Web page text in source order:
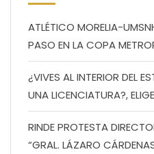
ATLÉTICO MORELIA-
PASO EN LA COPA
¿VIVES AL INTERIOR DEL
UNA LICENCIATURA?,
RINDE PROTESTA
“GRAL. LÁZARO